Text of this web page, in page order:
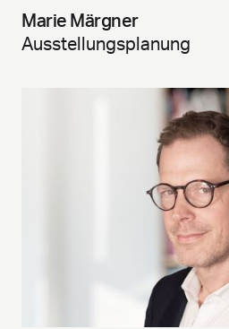
Marie Märgner
Ausstellungsplanung